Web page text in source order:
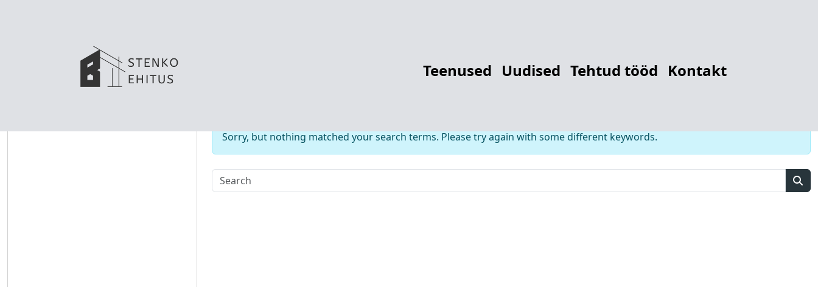
Teenused Uudised Tehtud tööd Kontakt
Nothing Found for12784128988
Sorry, but nothing matched your search terms. Please try again with some different keywords.